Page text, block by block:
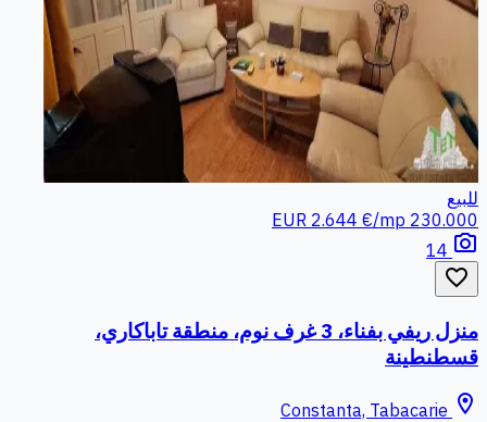
للبيع
230.000 EUR
2.644 €/mp
photo_camera
favorite_border
منزل ريفي بفناء، 3 غرف نوم، منطقة تاباكاري،
قسطنطينة
location_on